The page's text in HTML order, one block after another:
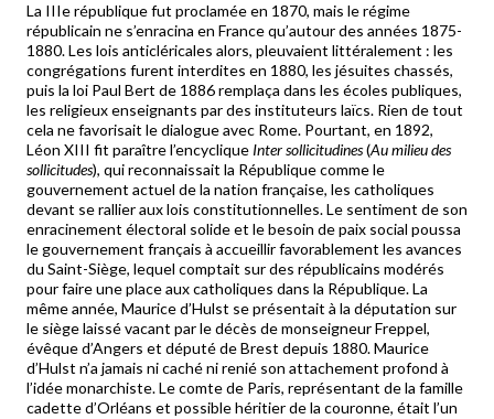
La IIIe république fut proclamée en 1870, mais le régime
républicain ne s’enracina en France qu’autour des années 1875-
1880. Les lois anticléricales alors, pleuvaient littéralement : les
congrégations furent interdites en 1880, les jésuites chassés,
puis la loi Paul Bert de 1886 remplaça dans les écoles publiques,
les religieux enseignants par des instituteurs laïcs. Rien de tout
cela ne favorisait le dialogue avec Rome. Pourtant, en 1892,
Léon XIII fit paraître l’encyclique Inter sollicitudines(Au milieu des
sollicitudes), qui reconnaissait la République comme le
gouvernement actuel de la nation française, les catholiques
devant se rallier aux lois constitutionnelles. Le sentiment de son
enracinement électoral solide et le besoin de paix social poussa
le gouvernement français à accueillir favorablement les avances
du Saint-Siège, lequel comptait sur des républicains modérés
pour faire une place aux catholiques dans la République. La
même année, Maurice d’Hulst se présentait à la députation sur
le siège laissé vacant par le décès de monseigneur Freppel,
évêque d’Angers et député de Brest depuis 1880. Maurice
d’Hulst n’a jamais ni caché ni renié son attachement profond à
l’idée monarchiste. Le comte de Paris, représentant de la famille
cadette d’Orléans et possible héritier de la couronne, était l’un